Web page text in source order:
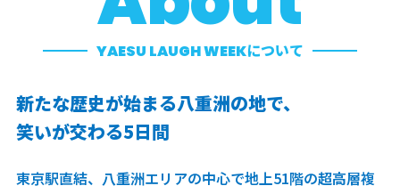
YAESU LAUGH WEEKについて
新たな歴史が始まる八重洲の地で、
笑いが交わる5日間
東京駅直結、八重洲エリアの中心で地上51階の超高層複